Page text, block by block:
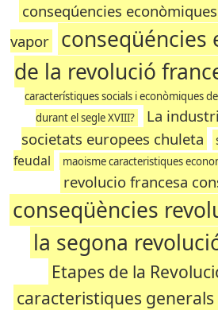
conseqúencies
vapor
conseqüéncies
de la revolució
característiques socials i econòmiques
durant el segle XVIII?
La
societats europees chuleta
feudal
maoisme caracteristiques
revolucio francesa
conseqüències
la segona
Etapes de la
caracteristiques generals